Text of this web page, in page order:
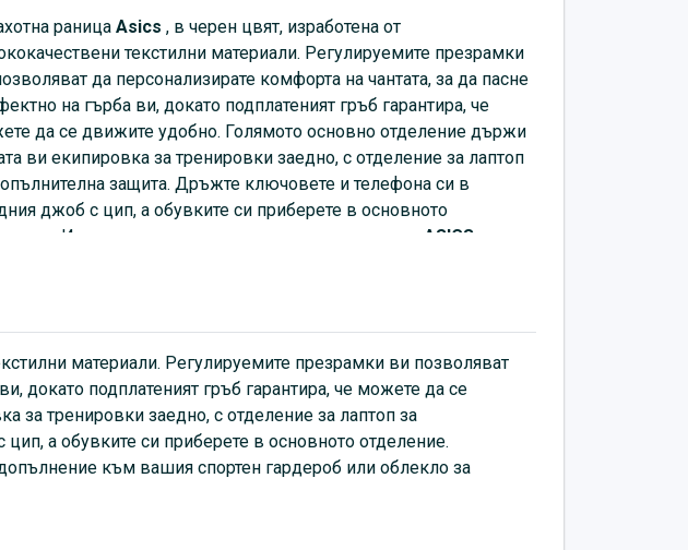
раница Asics , в черен цвят, изработена от
текстилни материали. Регулируемите презрамки
да персонализирате комфорта на чантата, за да пасне
на гърба ви, докато подплатеният гръб гарантира, че
да се движите удобно. Голямото основно отделение държи
ви екипировка за тренировки заедно, с отделение за лаптоп
защита. Дръжте ключовете и телефона си в
джоб с цип, а обувките си приберете в основното
Издръжливият аксесоар е с голямо лого на
ASICS
33 x 45 x 11 см
на екрана по диагонал:16-17″
14 л
материали. Регулируемите презрамки ви позволяват
докато подплатеният гръб гарантира, че можете да се
за тренировки заедно, с отделение за лаптоп за
а обувките си приберете в основното отделение.
към вашия спортен гардероб или облекло за